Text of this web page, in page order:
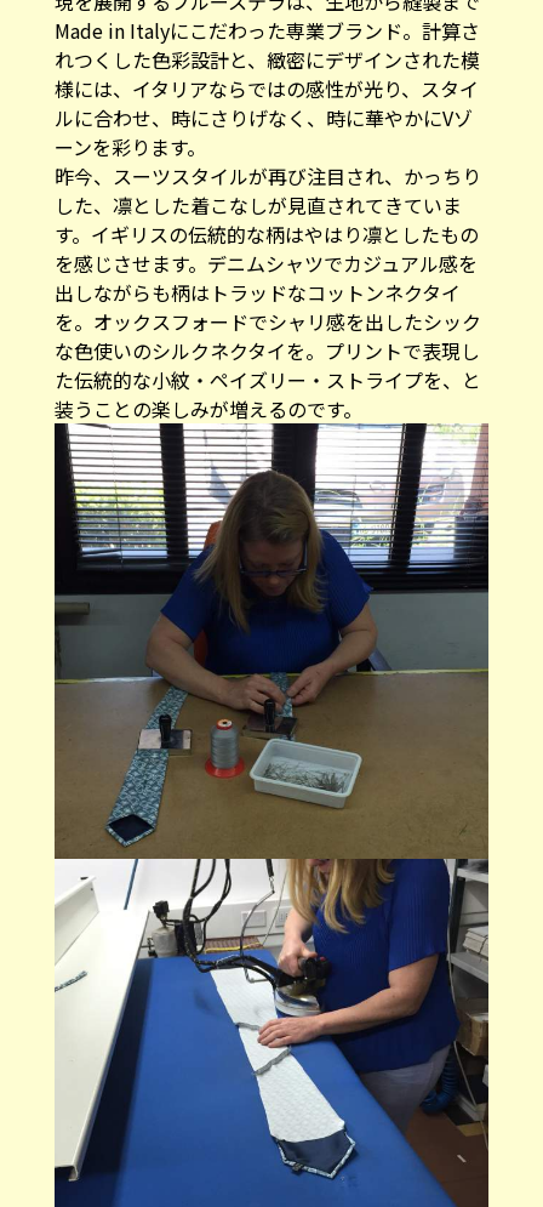
Made in Italyにこだわった専業ブランド。計算さ
れつくした色彩設計と、緻密にデザインされた模
様には、イタリアならではの感性が光り、スタイ
ルに合わせ、時にさりげなく、時に華やかにVゾ
ーンを彩ります。
昨今、スーツスタイルが再び注目され、かっちり
した、凛とした着こなしが見直されてきていま
す。イギリスの伝統的な柄はやはり凛としたもの
を感じさせます。デニムシャツでカジュアル感を
出しながらも柄はトラッドなコットンネクタイ
を。オックスフォードでシャリ感を出したシック
な色使いのシルクネクタイを。プリントで表現し
た伝統的な小紋・ペイズリー・ストライプを、と
装うことの楽しみが増えるのです。